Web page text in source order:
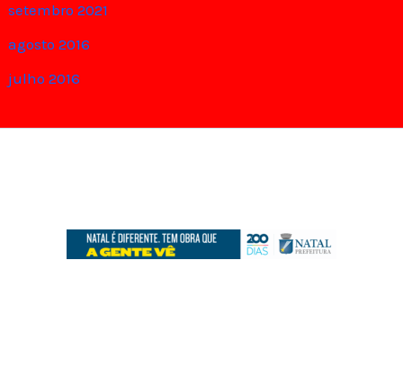
setembro 2021
agosto 2016
julho 2016